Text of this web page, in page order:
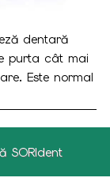
dentară
purta cât mai
Este normal
programare.
SORIdent